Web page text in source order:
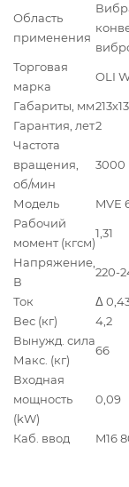
Область
применения
Торговая
марка
OLI
Габариты, мм
Гарантия, лет2
Частота
вращения,
об/мин
3000
Модель
MVE
Рабочий
момент (кгсм)
1,31
Напряжение,
В
220-
Ток
Δ
Вес (кг)
4,2
Вынужд. сила
Макс. (кг)
66
Входная
мощность
(kW)
0,09
Каб. ввод M16